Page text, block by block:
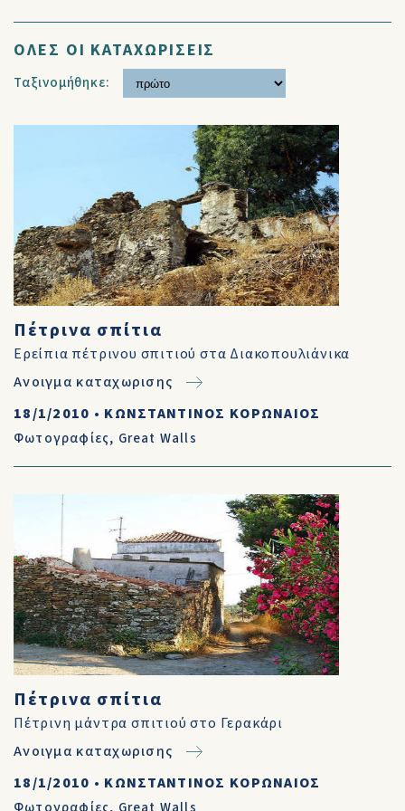
ΟΛΕΣ ΟΙ ΚΑΤΑΧΩΡΙΣΕΙΣ
Ταξινομήθηκε:
Πέτρινα σπίτια
Ερείπια πέτρινου σπιτιού στα Διακοπουλιάνικα
Ανοιγμα καταχωρισης
18/1/2010 • ΚΩΝΣΤΑΝΤΙΝΟΣ ΚΟΡΩΝΑΙΟΣ
Φωτογραφίες, Great Walls
Πέτρινα σπίτια
Πέτρινη μάντρα σπιτιού στο Γερακάρι
Ανοιγμα καταχωρισης
18/1/2010 • ΚΩΝΣΤΑΝΤΙΝΟΣ ΚΟΡΩΝΑΙΟΣ